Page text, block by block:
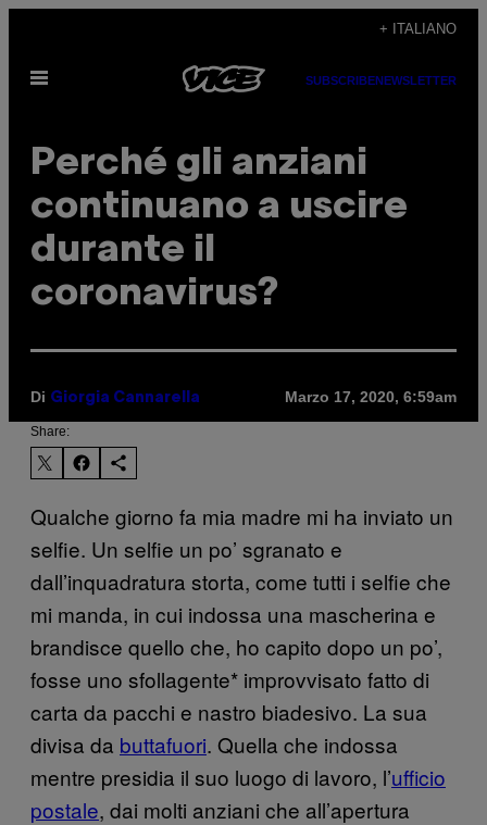
contenuto
+ ITALIANO
Apri
SUBSCRIBENEWSLETTER
Perché gli anziani
continuano a uscire
durante il
coronavirus?
Di Giorgia Cannarella Marzo 17, 2020, 6:59am
Share:
Qualche giorno fa mia madre mi ha inviato un
selfie. Un selfie un po’ sgranato e
dall’inquadratura storta, come tutti i selfie che
mi manda, in cui indossa una mascherina e
brandisce quello che, ho capito dopo un po’,
fosse uno sfollagente* improvvisato fatto di
carta da pacchi e nastro biadesivo. La sua
divisa da buttafuori. Quella che indossa
mentre presidia il suo luogo di lavoro, l’ufficio
postale, dai molti anziani che all’apertura